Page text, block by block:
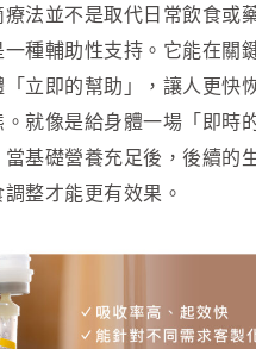
療法並不是取代日常飲食或
一種輔助性支持。它能在關
立即的幫助」，讓人更快
。就像是給身體一場「即時
基礎營養充足後，後續的
整才能更有效果。